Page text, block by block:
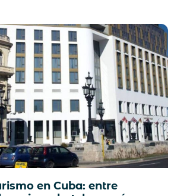
en Cuba: entre